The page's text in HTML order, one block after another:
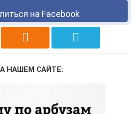
на Facebook
НАШЕМ САЙТЕ: